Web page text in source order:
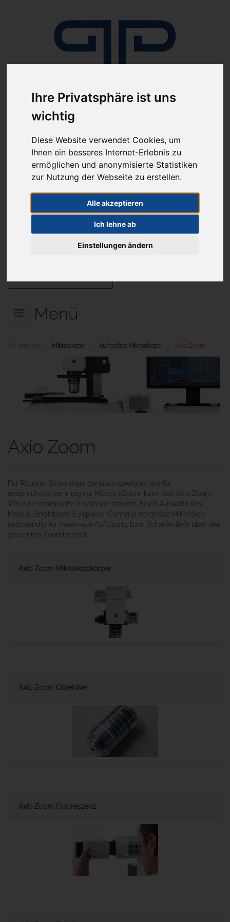
Ihre Privatsphäre ist uns
wichtig
Diese Website verwendet Cookies, um
Ihnen ein besseres Internet-Erlebnis zu
ermöglichen und anonymisierte Statistiken
zur Nutzung der Webseite zu erstellen.
Alle akzeptieren
Ich lehne ab
Einstellungen ändern
ab 100€ versandkostenfrei
(innerhalb Deutschlands)
Sie haben Fragen?
07641-9360300
Menü
Sie sind hier: Mikroskope Aufrechte Mikroskope Axio Zoom
Axio Zoom
Für Routine-Screenings genauso geeignet wie für
anspruchsvolles Imaging. Mittels eZoom kann das Axio Zoom
V16 eine motorische Irisblende steuern. Nach Auswahl des
Modus (Brightness, Eyepiece, Camera) sorgt das Mikroskop
selbständig für maximale Auflösung bzw. Schärfentiefe über den
gesamten Zoombereich.
Axio Zoom Mikroskopkörper
Axio Zoom Objektive
Axio Zoom Fluoreszenz